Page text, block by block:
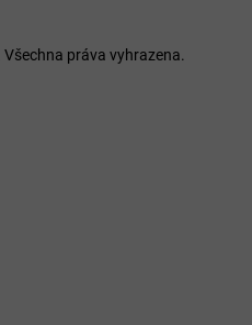
Všechna práva vyhrazena.